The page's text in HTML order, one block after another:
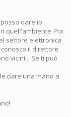
dare io.
quell'ambiente. Poi
settore elettronica
il direttore
vicini... Se ti può
dare una mano a